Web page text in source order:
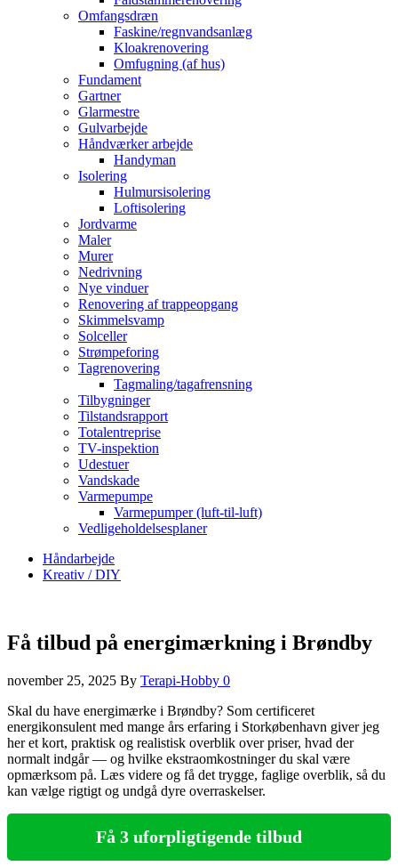
Omfangsdræn
Faskine/regnvandsanlæg
Kloakrenovering
Omfugning (af hus)
Fundament
Gartner
Glarmestre
Gulvarbejde
Håndværker arbejde
Handyman
Isolering
Hulmursisolering
Loftisolering
Jordvarme
Maler
Murer
Nedrivning
Nye vinduer
Renovering af trappeopgang
Skimmelsvamp
Solceller
Strømpeforing
Tagrenovering
Tagmaling/tagafrensning
Tilbygninger
Tilstandsrapport
Totalentreprise
TV-inspektion
Udestuer
Vandskade
Varmepumpe
Varmepumper (luft-til-luft)
Vedligeholdelsesplaner
Håndarbejde
Kreativ / DIY
Få tilbud på energimærkning i Brøndby
november 25, 2025 By Terapi-Hobby 0
Skal du have energimærke i Brøndby? Som certificeret
energikonsulent med mange års erfaring i Storkøbenhavn giver jeg
her et kort, praktisk og realistisk overblik over priser, hvad der
normalt indgår — og hvilke ekstraomkostninger du skal være
opmærksom på. Læs videre og få det trygge, faglige overblik, så du
kan vælge rigtigt og undgå dyre overraskelser.
Få 3 uforpligtigende tilbud